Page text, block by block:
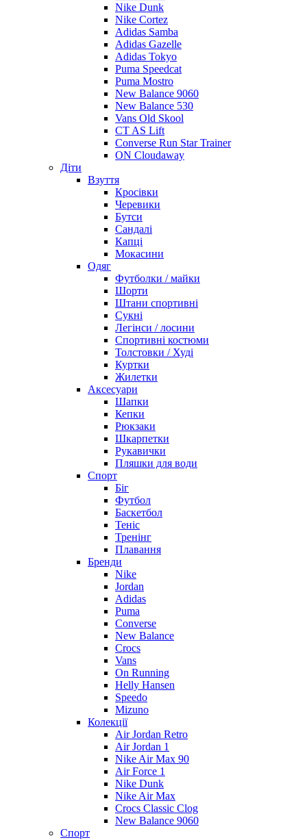
Nike Dunk
Nike Cortez
Adidas Samba
Adidas Gazelle
Adidas Tokyo
Puma Speedcat
Puma Mostro
New Balance 9060
New Balance 530
Vans Old Skool
CT AS Lift
Converse Run Star Trainer
ON Cloudaway
Діти
Взуття
Кросівки
Черевики
Бутси
Сандалі
Капці
Мокасини
Одяг
Футболки / майки
Шорти
Штани спортивні
Сукні
Легінси / лосини
Спортивні костюми
Толстовки / Худі
Куртки
Жилетки
Аксесуари
Шапки
Кепки
Рюкзаки
Шкарпетки
Рукавички
Пляшки для води
Спорт
Біг
Футбол
Баскетбол
Теніс
Тренінг
Плавання
Бренди
Nike
Jordan
Adidas
Puma
Converse
New Balance
Crocs
Vans
On Running
Helly Hansen
Speedo
Mizuno
Колекції
Air Jordan Retro
Air Jordan 1
Nike Air Max 90
Air Force 1
Nike Dunk
Nike Air Max
Crocs Classic Clog
New Balance 9060
Спорт